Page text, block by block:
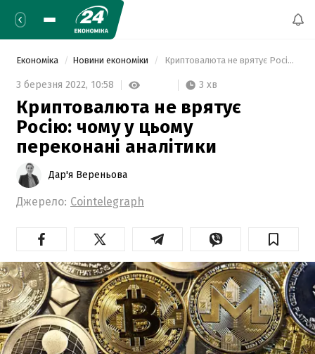
Економіка Новини економіки Криптовалюта не врятує Росію: чому у цьому переконані аналітики
3 березня 2022, 10:58 3 хв
Криптовалюта не врятує
Росію: чому у цьому
переконані аналітики
Дар'я Вереньова
Джерело: Cointelegraph